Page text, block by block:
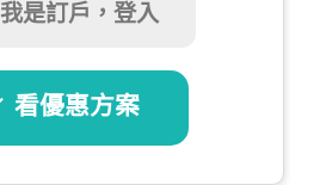
我是訂戶，登入
看優惠方案